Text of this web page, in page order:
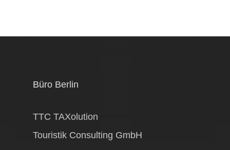
Büro Berlin
TTC TAXolution
Touristik Consulting GmbH